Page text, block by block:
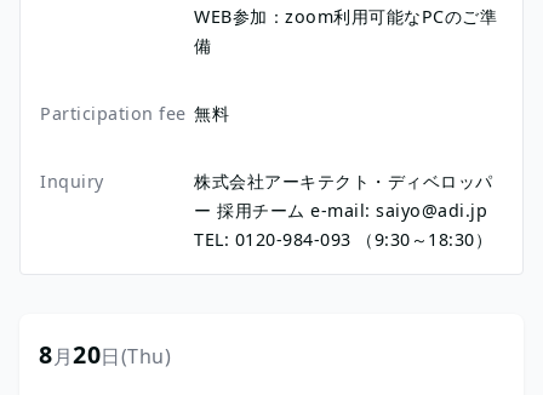
WEB参加：zoom利用可能なPCのご準
備
Participation fee 無料
Inquiry
株式会社アーキテクト・ディベロッパ
ー 採用チーム e-mail: saiyo@adi.jp
TEL: 0120-984-093 （9:30～18:30）
8月20日(Thu)